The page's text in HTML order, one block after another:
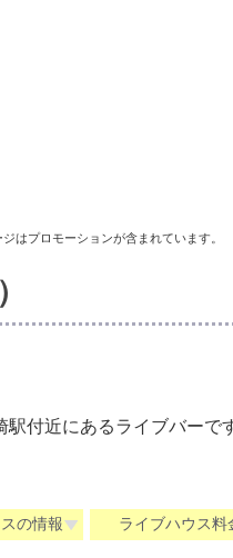
はプロモーションが含まれています。
付近にあるライブバーで
の情報 ライブハウス料